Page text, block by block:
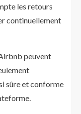
les retours
continuellement
peuvent
sûre et conforme